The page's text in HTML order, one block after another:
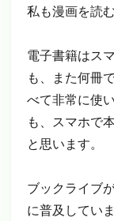
私も漫画を読
電子書籍はス
も、また何冊
べて非常に使
も、スマホで
と思います。
ブックライブ
に普及してい